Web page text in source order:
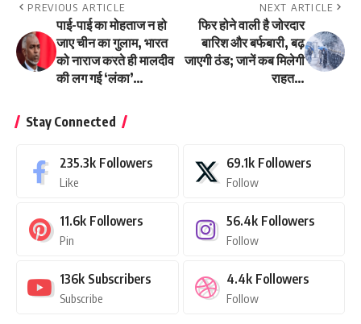
PREVIOUS ARTICLE
पाई-पाई का मोहताज न हो
जाए चीन का गुलाम, भारत
को नाराज करते ही मालदीव
की लग गई ‘लंका’…
NEXT ARTICLE
फिर होने वाली है जोरदार
बारिश और बर्फबारी, बढ़
जाएगी ठंड; जानें कब मिलेगी
राहत…
Stay Connected
235.3k Followers
Like
69.1k Followers
Follow
11.6k Followers
Pin
56.4k Followers
Follow
136k Subscribers
Subscribe
4.4k Followers
Follow